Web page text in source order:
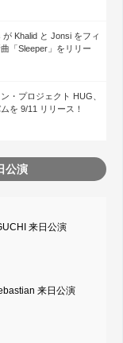
Khalid と Jonsi をフィ
「Sleeper」をリリー
・プロジェクト HUG、
を 9/11 リリース！
公演
来日公演
来日公演